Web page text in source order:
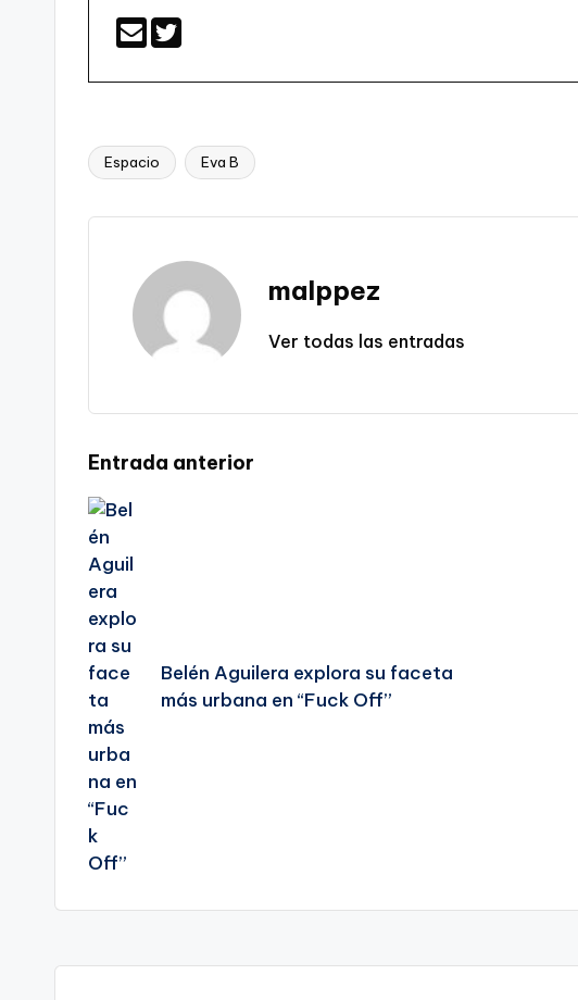
Etiquetas:
Espacio Eva B
malppez
Ver todas las entradas
Navegación
de
entradas
Entrada anterior
Belén Aguilera explora su faceta
más urbana en “Fuck Off”